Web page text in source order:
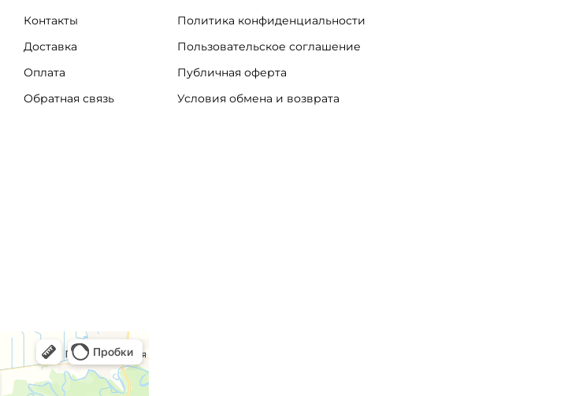
Контакты
Доставка
Оплата
Обратная связь
Политика конфиденциальности
Пользовательское соглашение
Публичная оферта
Условия обмена и возврата